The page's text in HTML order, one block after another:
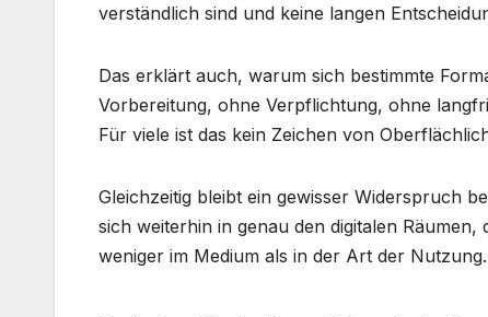
verständlich sind und keine langen
Das erklärt auch, warum sich bestimmte
Vorbereitung, ohne Verpflichtung, ohne
Für viele ist das kein Zeichen von
Gleichzeitig bleibt ein gewisser Widerspruch
sich weiterhin in genau den digitalen
weniger im Medium als in der Art der Nutzung.